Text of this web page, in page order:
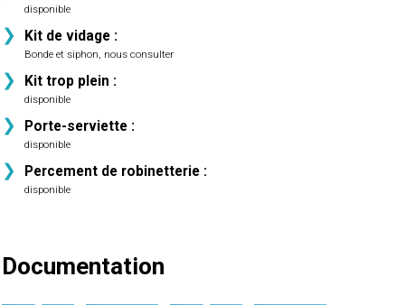
disponible
Kit de vidage :
Bonde et siphon, nous consulter
Kit trop plein :
disponible
Porte-serviette :
disponible
Percement de robinetterie :
disponible
Documentation